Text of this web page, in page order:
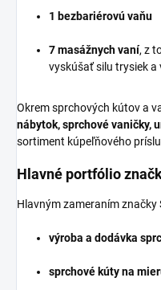
1 bezbariérovú vaňu
7 masážnych vaní, z
vyskúšať silu trysiek a
Okrem sprchových kútov a
nábytok, sprchové vaničky,
sortiment kúpeľňového
Hlavné portfólio
Hlavným zameraním značky
výroba a dodávka
sprchové kúty na